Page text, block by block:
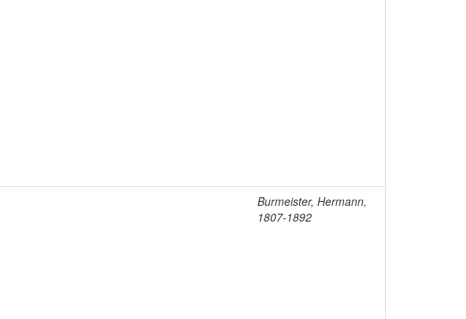
Burmeister, Hermann,
1807-1892